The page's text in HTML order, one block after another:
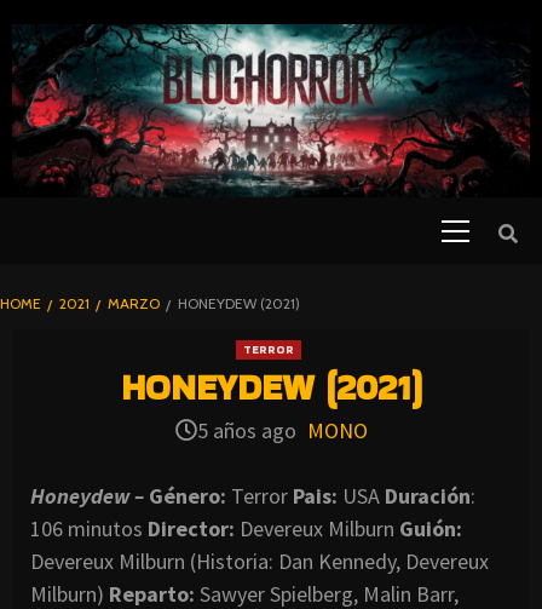
TO
CONTENT
BLOGHORROR
HOME 2021 MARZO HONEYDEW (2021)
TERROR
HONEYDEW (2021)
5 años ago MONO
Honeydew – Género: Terror Pais: USA Duración:
106 minutos Director: Devereux Milburn Guión:
Devereux Milburn (Historia: Dan Kennedy, Devereux
Milburn) Reparto: Sawyer Spielberg, Malin Barr,